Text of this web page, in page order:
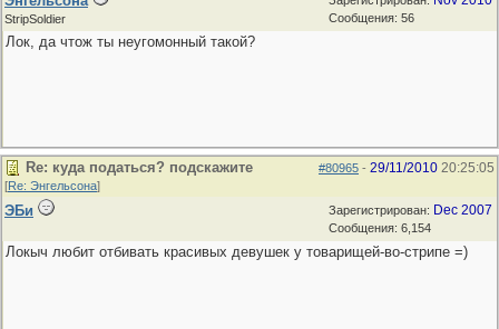
Сообщения: 56
StripSoldier
Лок, да чтож ты неугомонный такой?
#80965 - 29/11/2010 20:25:05
Re: куда податься? подскажите
[Re: Энгельсона]
Зарегистрирован: Dec 2007
Сообщения: 6,154
ЭБи
Локыч любит отбивать красивых девушек у товарищей-во-стрипе =)